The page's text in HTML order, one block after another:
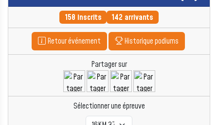
158 inscrits 142 arrivants
Retour événement Historique podiums
Partager sur
Sélectionner une épreuve